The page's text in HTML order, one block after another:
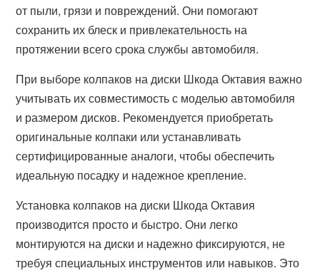
от пыли, грязи и повреждений. Они помогают
сохранить их блеск и привлекательность на
протяжении всего срока службы автомобиля.
При выборе колпаков на диски Шкода Октавия важно
учитывать их совместимость с моделью автомобиля
и размером дисков. Рекомендуется приобретать
оригинальные колпаки или устанавливать
сертифицированные аналоги, чтобы обеспечить
идеальную посадку и надежное крепление.
Установка колпаков на диски Шкода Октавия
производится просто и быстро. Они легко
монтируются на диски и надежно фиксируются, не
требуя специальных инструментов или навыков. Это